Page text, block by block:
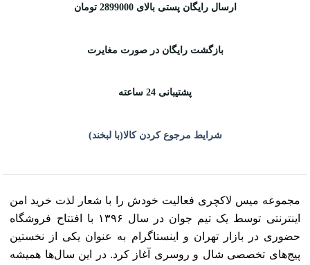
ارسال رایگان پستی بالای 2899000 تومان
بازگشت رایگان در صورت مغایرت
پشتیبانی 24 ساعته
شرایط مرجوع کردن کالا(با لبخند)
مجموعه میس لاکچری فعالیت خودش را با شعار لذت خرید امن
اینترنتی توسط یک تیم جوان در سال ۱۳۹۶ با افتتاح فروشگاه
حضوری در بازار تهران و اینستاگرام به عنوان یکی از نخستین
پیج‌های تخصصی شال و روسری آغاز کرد. در این سال‌ها همیشه